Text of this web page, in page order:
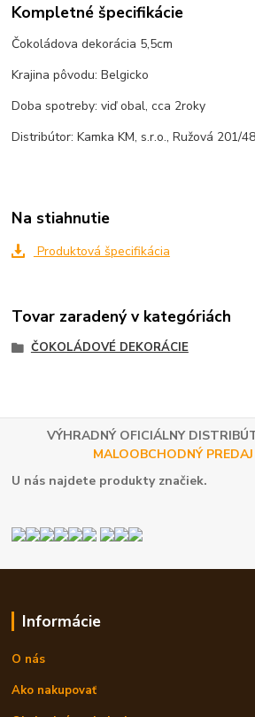
Kompletné špecifikácie
Čokoládova dekorácia 5,5cm
Krajina pôvodu: Belgicko
Doba spotreby: viď obal, cca 2roky
Distribútor: Kamka KM, s.r.o., Ružová 201/
Na stiahnutie
Produktová špecifikácia
Tovar zaradený v kategóriách
ČOKOLÁDOVÉ DEKORÁCIE
VÝHRADNÝ OFICIÁLNY
MALOOBCHODNÝ PREDAJ
U nás najdete produkty značiek.
Informácie
O nás
Ako nakupovať